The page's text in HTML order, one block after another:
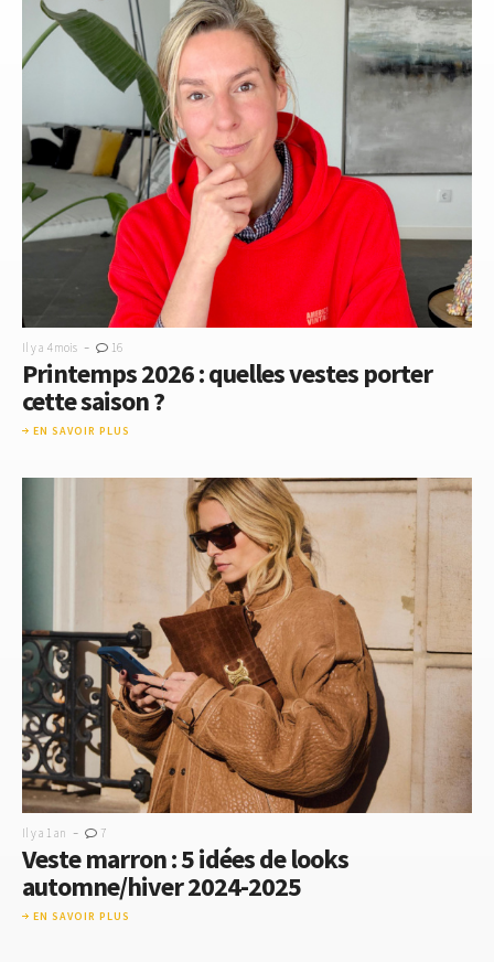
Il y a 4 mois - 16
Printemps 2026 : quelles vestes porter
cette saison ?
EN SAVOIR PLUS
Il y a 1 an - 7
Veste marron : 5 idées de looks
automne/hiver 2024-2025
EN SAVOIR PLUS